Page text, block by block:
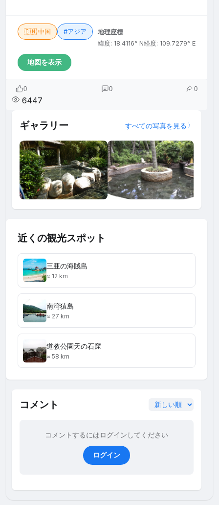
🇨🇳 中国 #アジア
地理座標
緯度: 18.4116° N経度: 109.7279° E
地図を表示
0 0 0
6447
ギャラリー すべての写真を見る
近くの観光スポット
三亜の海賊島
≈ 12 km
南湾猿島
≈ 27 km
道教公園天の石窟
≈ 58 km
コメント
コメントするにはログインしてください
ログイン